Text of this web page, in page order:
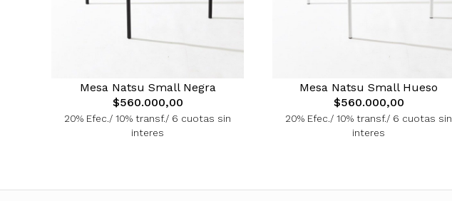
Mesa Natsu Small Negra
$560.000,00
20% Efec./ 10% transf./ 6 cuotas sin
interes
Mesa Natsu Small Hueso
$560.000,00
20% Efec./ 10% transf./ 6 cuotas sin
interes